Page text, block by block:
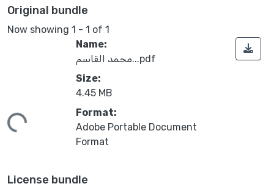
Original bundle
Now showing 1 - 1 of 1
Name:
محمد القاسم...pdf
Size:
4.45 MB
Format:
Adobe Portable Document
Format
License bundle